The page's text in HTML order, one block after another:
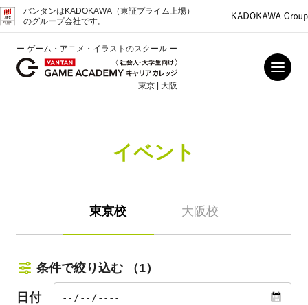
バンタンはKADOKAWA（東証プライム上場）
のグループ会社です。
ー ゲーム・アニメ・イラストのスクール ー
東京 | 大阪
イベント
東京校 大阪校
条件で絞り込む （1）
日付